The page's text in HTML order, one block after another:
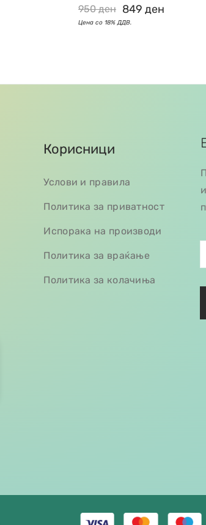
950ден 849 ден
Корисници
Услови и правила
Политика за приватност
Испорака на производи
Политика за враќање
Политика за колачиња